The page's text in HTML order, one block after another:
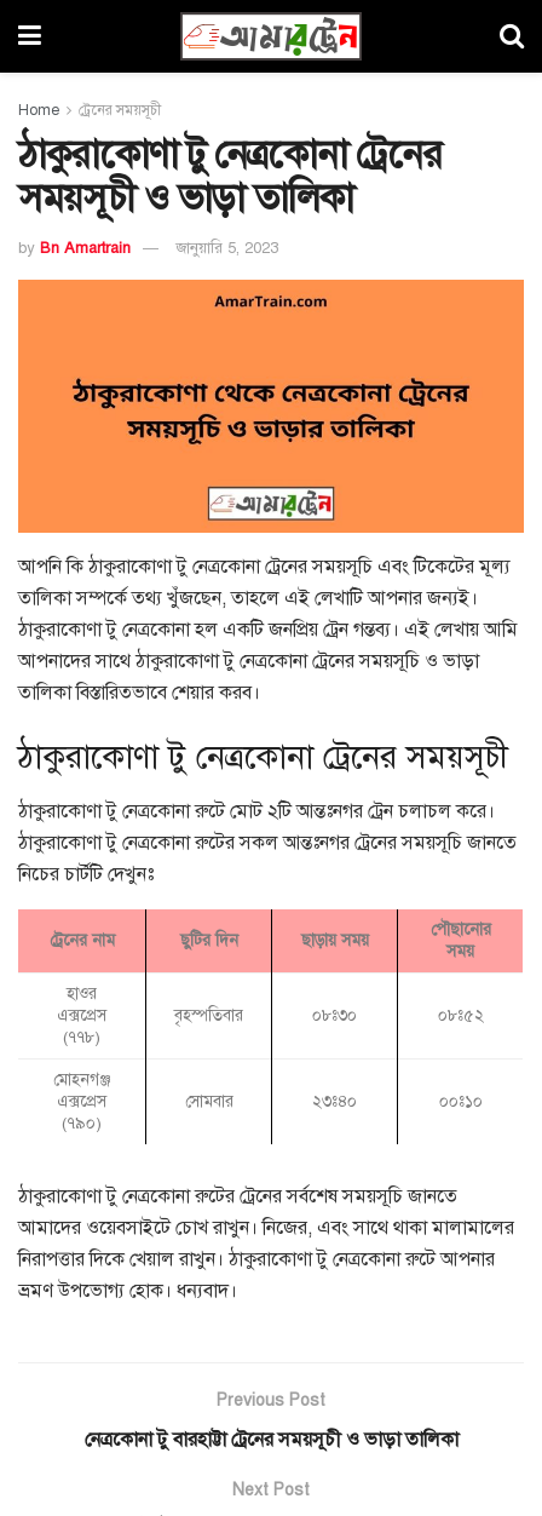
Home ট্রেনের সময়সূচী
ঠাকুরাকোণা টু নেত্রকোনা ট্রেনের
সময়সূচী ও ভাড়া তালিকা
by Bn Amartrain জানুয়ারি 5, 2023
আপনি কি ঠাকুরাকোণা টু নেত্রকোনা ট্রেনের সময়সূচি এবং টিকেটের মূল্য
তালিকা সম্পর্কে তথ্য খুঁজছেন, তাহলে এই লেখাটি আপনার জন্যই।
ঠাকুরাকোণা টু নেত্রকোনা হল একটি জনপ্রিয় ট্রেন গন্তব্য। এই লেখায় আমি
আপনাদের সাথে ঠাকুরাকোণা টু নেত্রকোনা ট্রেনের সময়সূচি ও ভাড়া
তালিকা বিস্তারিতভাবে শেয়ার করব।
ঠাকুরাকোণা টু নেত্রকোনা ট্রেনের সময়সূচী
ঠাকুরাকোণা টু নেত্রকোনা রুটে মোট ২টি আন্তঃনগর ট্রেন চলাচল করে।
ঠাকুরাকোণা টু নেত্রকোনা রুটের সকল আন্তঃনগর ট্রেনের সময়সূচি জানতে
নিচের চার্টটি দেখুনঃ
ট্রেনের নাম ছুটির দিন ছাড়ায় সময়
পৌছানোর
সময়
হাওর
এক্সপ্রেস
(৭৭৮)
বৃহস্পতিবার ০৮ঃ৩০ ০৮ঃ৫২
মোহনগঞ্জ
এক্সপ্রেস
(৭৯০)
সোমবার ২৩ঃ৪০ ০০ঃ১০
ঠাকুরাকোণা টু নেত্রকোনা রুটের ট্রেনের সর্বশেষ সময়সূচি জানতে
আমাদের ওয়েবসাইটে চোখ রাখুন। নিজের, এবং সাথে থাকা মালামালের
নিরাপত্তার দিকে খেয়াল রাখুন। ঠাকুরাকোণা টু নেত্রকোনা রুটে আপনার
ভ্রমণ উপভোগ্য হোক। ধন্যবাদ।
Previous Post
নেত্রকোনা টু বারহাট্টা ট্রেনের সময়সূচী ও ভাড়া তালিকা
Next Post